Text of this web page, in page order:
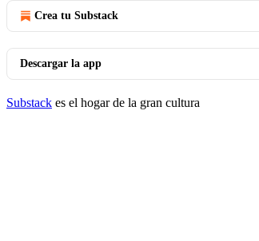
Crea tu Substack
Descargar la app
Substack es el hogar de la gran cultura